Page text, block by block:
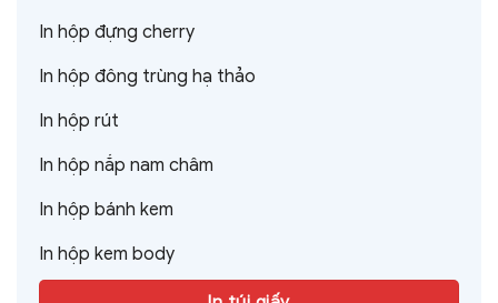
In hộp đựng cherry
In hộp đông trùng hạ thảo
In hộp rút
In hộp nắp nam châm
In hộp bánh kem
In hộp kem body